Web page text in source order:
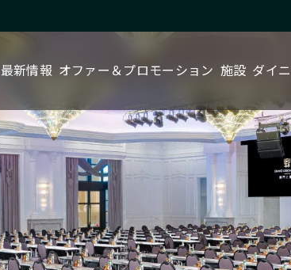
最新情報 オファー＆プロモーション 施設 ダイ